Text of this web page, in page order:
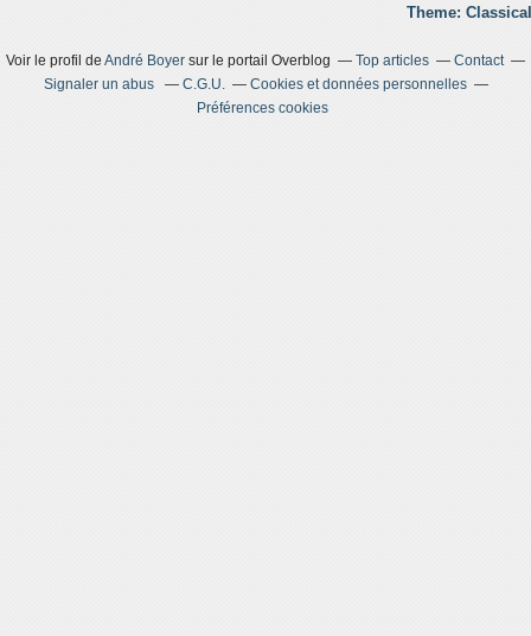
Theme:
Voir le profil deAndré Boyer sur le portail Overblog Top articles
Contact
Signaler un abus
C.G.U.
Cookies et données personnelles
Préférences cookies